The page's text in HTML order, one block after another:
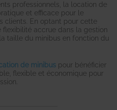
professionnels, la location de
et efficace pour le
clients. En optant pour cette
flexibilité accrue dans la gestion
taille du minibus en fonction du
de minibus pour bénéficier
flexible et économique pour